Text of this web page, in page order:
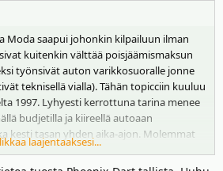
Moda saapui johonkin kilpailuun ilman
kuitenkin välttää poisjäämismaksun
työnsivät auton varikkosuoralle jonne
teknisellä vialla). Tähän topicciin kuuluu
1997. Lyhyesti kerrottuna tarina menee
budjetilla ja kiireellä autoaan
kesti tasan yhden aika-ajon. Molemmat
paaluajasta yli 10 sekunttia. Seuraavaan
kuljetittiin ja kuljettajat matkustivat
laajentaaksesi...